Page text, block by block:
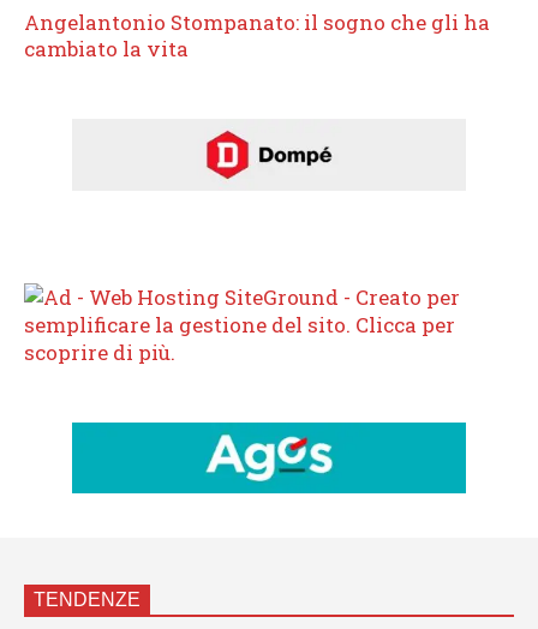
Angelantonio Stompanato: il sogno che gli ha
cambiato la vita
TENDENZE